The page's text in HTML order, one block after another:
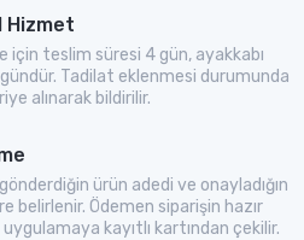
Hizmet
için teslim süresi 4 gün, ayakkabı
gündür. Tadilat eklenmesi durumunda
alınarak bildirilir.
ürün adedi ve onayladığın
belirlenir. Ödemen siparişin hazır
kayıtlı kartından çekilir.